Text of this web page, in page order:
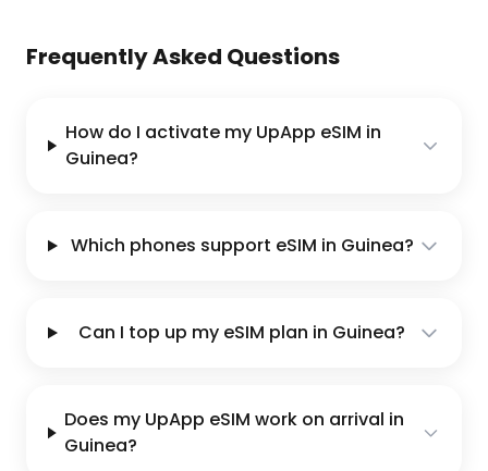
Frequently Asked Questions
How do I activate my UpApp eSIM in
Guinea?
Which phones support eSIM in Guinea?
Can I top up my eSIM plan in Guinea?
Does my UpApp eSIM work on arrival in
Guinea?